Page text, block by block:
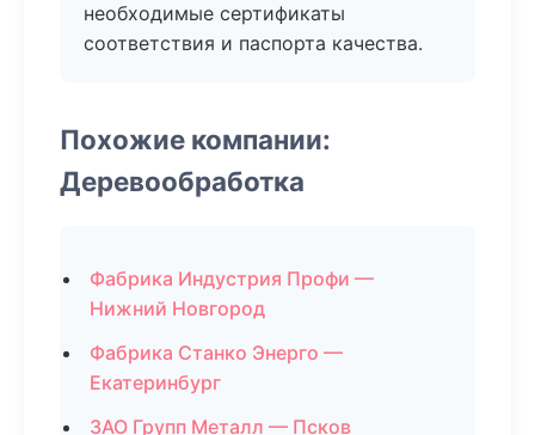
необходимые сертификаты
соответствия и паспорта качества.
Похожие компании:
Деревообработка
Фабрика Индустрия Профи —
Нижний Новгород
Фабрика Станко Энерго —
Екатеринбург
ЗАО Групп Металл — Псков